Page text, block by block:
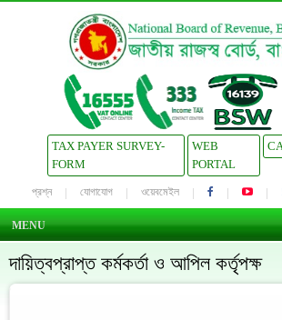
TAX PAYER SURVEY-
FORM
WEB
PORTAL
প্রশ্ন যোগাযোগ ওয়েবমেইল
MENU
দায়িত্বপ্রাপ্ত কর্মকর্তা ও আপিল কর্তৃপক্ষ